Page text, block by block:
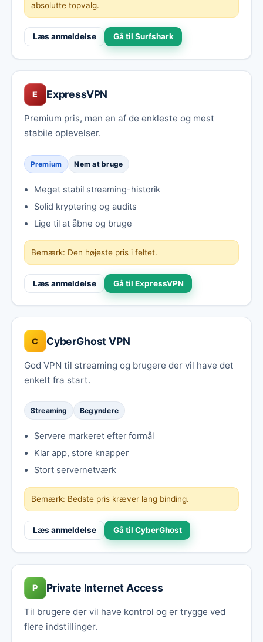
absolutte topvalg.
Læs anmeldelse Gå til Surfshark
E ExpressVPN
Premium pris, men en af de enkleste og mest
stabile oplevelser.
Premium Nem at bruge
Meget stabil streaming-historik
Solid kryptering og audits
Lige til at åbne og bruge
Bemærk: Den højeste pris i feltet.
Læs anmeldelse Gå til ExpressVPN
C CyberGhost VPN
God VPN til streaming og brugere der vil have det
enkelt fra start.
Streaming Begyndere
Servere markeret efter formål
Klar app, store knapper
Stort servernetværk
Bemærk: Bedste pris kræver lang binding.
Læs anmeldelse Gå til CyberGhost
P Private Internet Access
Til brugere der vil have kontrol og er trygge ved
flere indstillinger.